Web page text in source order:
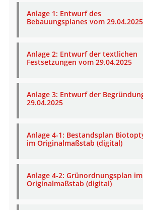
Anlage 1: Entwurf des
Bebauungsplanes vom 29.04.2025
Anlage 2: Entwurf der textlichen
Festsetzungen vom 29.04.2025
Anlage 3: Entwurf der
29.04.2025
Anlage 4-1: Bestandsplan
im Originalmaßstab (digital)
Anlage 4-2: Grünordnungsplan im
Originalmaßstab (digital)